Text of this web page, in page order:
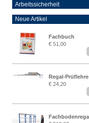
Arbeitssicherheit
Neue Artikel
Fachbuch
„Regalprüfung
€ 51,00
Regal-
Stück)
€ 24,20